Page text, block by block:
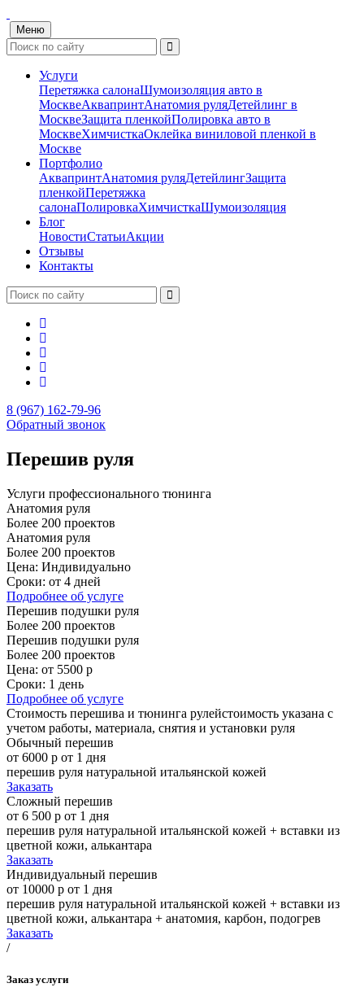
Меню
Услуги
Перетяжка салонаШумоизоляция авто в
МосквеАквапринтАнатомия руляДетейлинг в
МосквеЗащита пленкойПолировка авто в
МосквеХимчисткаОклейка виниловой пленкой в
Москве
Портфолио
АквапринтАнатомия руляДетейлингЗащита
пленкойПеретяжка
салонаПолировкаХимчисткаШумоизоляция
Блог
НовостиСтатьиАкции
Отзывы
Контакты
8 (967) 162-79-96
Обратный звонок
Перешив руля
Услуги профессионального тюнинга
Анатомия руля
Более 200 проектов
Анатомия руля
Более 200 проектов
Цена: Индивидуально
Сроки: от 4 дней
Подробнее об услуге
Перешив подушки руля
Более 200 проектов
Перешив подушки руля
Более 200 проектов
Цена: от 5500 р
Сроки: 1 день
Подробнее об услуге
Стоимость перешива и тюнинга рулейстоимость указана с
учетом работы, материала, снятия и установки руля
Обычный перешив
от 6000 р от 1 дня
перешив руля натуральной итальянской кожей
Заказать
Сложный перешив
от 6 500 р от 1 дня
перешив руля натуральной итальянской кожей + вставки из
цветной кожи, алькантара
Заказать
Индивидуальный перешив
от 10000 р от 1 дня
перешив руля натуральной итальянской кожей + вставки из
цветной кожи, алькантара + анатомия, карбон, подогрев
Заказать
/
Заказ услуги